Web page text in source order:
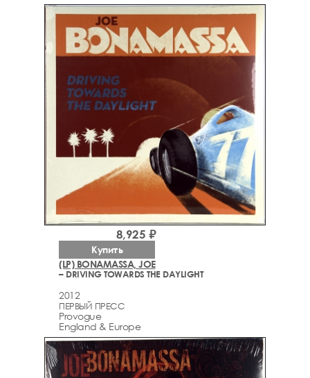
(LP) BONAMASSA, JOE
– DRIVING TOWARDS THE DAYLIGHT
2012
ПЕРВЫЙ ПРЕСС
Provogue
England & Europe
8,925 ₽
Купить